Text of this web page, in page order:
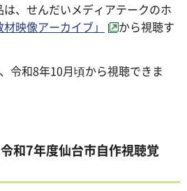
、せんだいメディアテークのホ
材映像アーカイブ」
から視聴す
令和8年10月頃から視聴できま
令和7年度仙台市自作視聴覚